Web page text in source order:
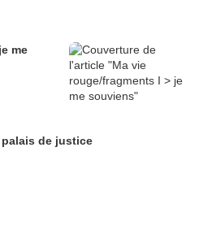
me
de justice